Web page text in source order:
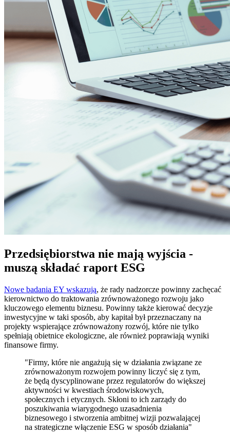
Przedsiębiorstwa nie mają wyjścia -
muszą składać raport ESG
Nowe badania EY wskazują, że rady nadzorcze powinny zachęcać
kierownictwo do traktowania zrównoważonego rozwoju jako
kluczowego elementu biznesu. Powinny także kierować decyzje
inwestycyjne w taki sposób, aby kapitał był przeznaczany na
projekty wspierające zrównoważony rozwój, które nie tylko
spełniają obietnice ekologiczne, ale również poprawiają wyniki
finansowe firmy.
"Firmy, które nie angażują się w działania związane ze
zrównoważonym rozwojem powinny liczyć się z tym,
że będą dyscyplinowane przez regulatorów do większej
aktywności w kwestiach środowiskowych,
społecznych i etycznych. Skłoni to ich zarządy do
poszukiwania wiarygodnego uzasadnienia
biznesowego i stworzenia ambitnej wizji pozwalającej
na strategiczne włączenie ESG w sposób działania"